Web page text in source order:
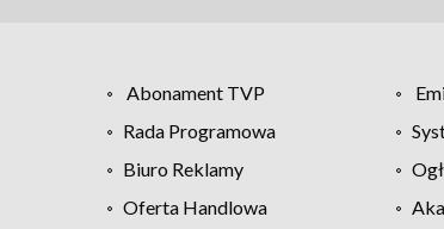
Abonament TVP
Rada Programowa
Biuro Reklamy
Oferta Handlowa